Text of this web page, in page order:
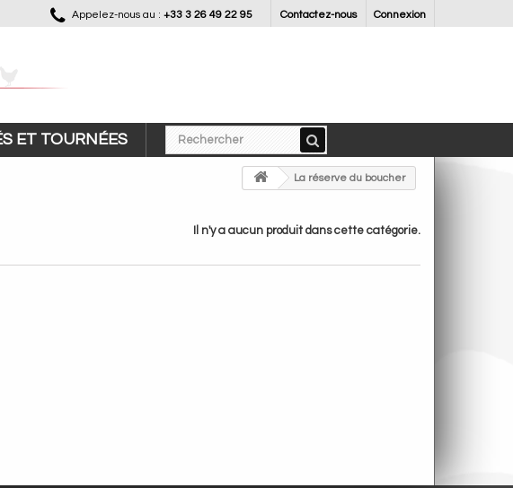
Connexion
Contactez-nous
Appelez-nous au : +33 3 26 49 22 95
ET TOURNÉES
> La réserve du boucher
Il n'y a aucun produit dans cette catégorie.